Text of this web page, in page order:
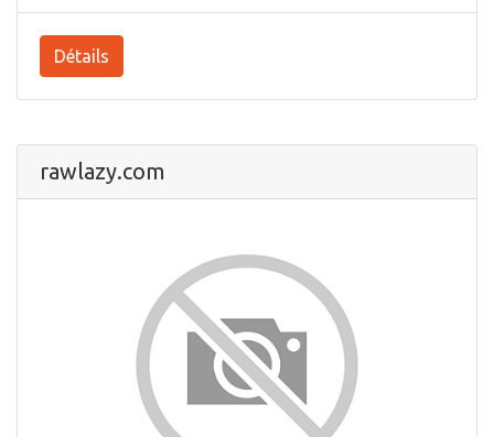
Détails
rawlazy.com